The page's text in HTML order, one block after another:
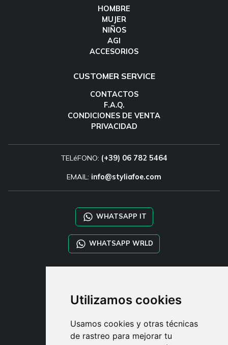
Utilizamos cookies
Usamos cookies y otras técnicas
de rastreo para mejorar tu
HOMBRE
MUJER
NIÑOS
AGI
ACCESORIOS
CUSTOMER SERVICE
CONTACTOS
F.A.Q.
CONDICIONES DE VENTA
PRIVACIDAD
TELéFONO: (+39) 06 782 5464
EMAIL: info@styliafoe.com
WHATSAPP IT
WHATSAPP WRLD
TAYLOR MADE ORDERS
USUARIO